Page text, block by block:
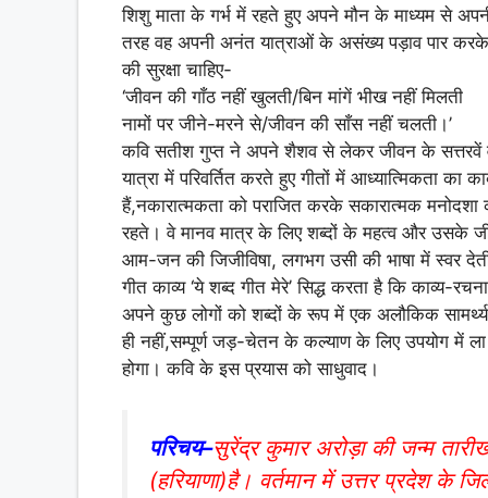
शिशु माता के गर्भ में रहते हुए अपने मौन के माध्यम से अपनी
तरह वह अपनी अनंत यात्राओं के असंख्य पड़ाव पार
की सुरक्षा चाहिए-
‘जीवन की गाँठ नहीं खुलती/बिन मांगें भीख नहीं मिलती
नामों पर जीने-मरने से/जीवन की साँस नहीं चलती।’
कवि सतीश गुप्त ने अपने शैशव से लेकर जीवन के सत्तरवें
यात्रा में परिवर्तित करते हुए गीतों में आध्यात्मिकता का
हैं,नकारात्मकता को पराजित करके सकारात्मक
रहते। वे मानव मात्र के लिए शब्दों के महत्व और उसके
आम-जन की जिजीविषा, लगभग उसी की भाषा में स्वर
गीत काव्य ‘ये शब्द गीत मेरे’ सिद्ध करता है कि काव्य-
अपने कुछ लोगों को शब्दों के रूप में एक अलौकिक
ही नहीं,सम्पूर्ण जड़-चेतन के कल्याण के लिए उपयोग में
होगा। कवि के इस प्रयास को साधुवाद।
परिचय–सुरेंद्र कुमार अरोड़ा की जन्म
(हरियाणा)है। वर्तमान में उत्तर प्रदेश के